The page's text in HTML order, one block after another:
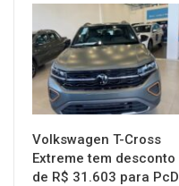
MUNDO AUTOMOTIVO
Volkswagen T-Cross
Extreme tem desconto
de R$ 31.603 para PcD